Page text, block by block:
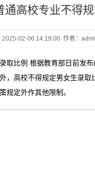
通高校专业不得
2025-02-06 14:19:00 作者：
取比例 根据教育部日前发
，高校不得规定男女生录
规定外作其他限制。